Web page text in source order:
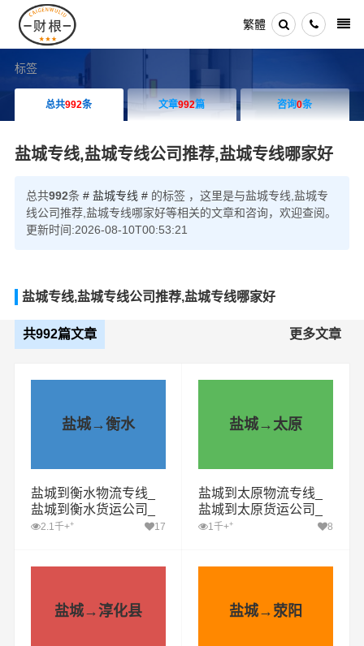
繁體
标签
总共992条 文章992篇 咨询0条
盐城专线,盐城专线公司推荐,盐城专线哪家好
总共992条 # 盐城专线 #的标签 ，这里是与盐城专线,盐城专
线公司推荐,盐城专线哪家好等相关的文章和咨询，欢迎查阅。
更新时间:2026-08-10T00:53:21
盐城专线,盐城专线公司推荐,盐城专线哪家好
共992篇文章 更多文章
盐城→衡水
盐城到衡水物流专线_
盐城到衡水货运公司_
盐城至衡水运输专线哪
2.1千++ 17
盐城→太原
盐城到太原物流专线_
盐城到太原货运公司_
盐城至太原运输专线哪
1千++ 8
盐城→淳化县 盐城→荥阳